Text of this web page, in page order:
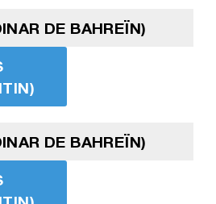
DE BAHREÏN)
DE BAHREÏN)